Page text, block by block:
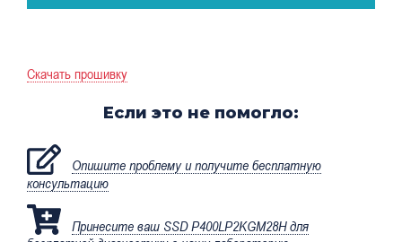
Скачать прошивку
Если это не помогло:
Опишите проблему и получите бесплатную
консультацию
Принесите ваш SSD P400LP2KGM28H для